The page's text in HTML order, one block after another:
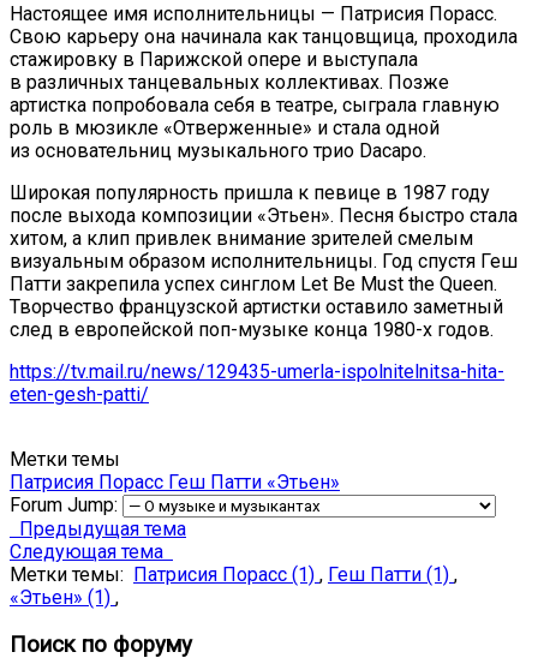
Настоящее имя исполнительницы — Патрисия Порасс.
Свою карьеру она начинала как танцовщица, проходила
стажировку в Парижской опере и выступала
в различных танцевальных коллективах. Позже
артистка попробовала себя в театре, сыграла главную
роль в мюзикле «Отверженные» и стала одной
из основательниц музыкального трио Dacapo.
Широкая популярность пришла к певице в 1987 году
после выхода композиции «Этьен». Песня быстро стала
хитом, а клип привлек внимание зрителей смелым
визуальным образом исполнительницы. Год спустя Геш
Патти закрепила успех синглом Let Be Must the Queen.
Творчество французской артистки оставило заметный
след в европейской поп-музыке конца 1980-х годов.
https://tv.mail.ru/news/129435-umerla-ispolnitelnitsa-hita-
eten-gesh-patti/
Метки темы
Патрисия Порасс Геш Патти «Этьен»
Forum Jump:
Предыдущая тема
Следующая тема
Метки темы: Патрисия Порасс (1) , Геш Патти (1) ,
«Этьен» (1) ,
Поиск по форуму